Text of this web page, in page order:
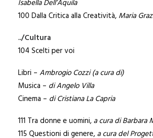
Isabella Dell’Aquila
100 Dalla Critica alla Creatività, Maria
../Cultura
104 Scelti per voi
Libri – Ambrogio Cozzi (a cura di)
Musica – di Angelo Villa
Cinema – di Cristiana La Capria
111 Tra donne e uomini, a cura di Barbara
115 Questioni di genere, a cura del